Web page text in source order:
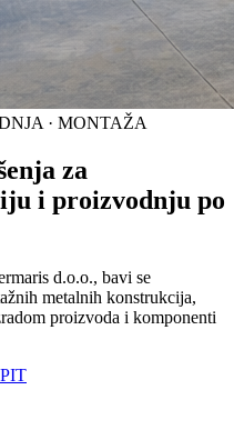
· MONTAŽA
za
i proizvodnju po
d.o.o., bavi se
metalnih konstrukcija,
proizvoda i komponenti